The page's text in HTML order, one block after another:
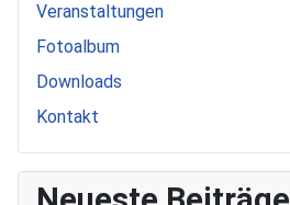
Veranstaltungen
Fotoalbum
Downloads
Kontakt